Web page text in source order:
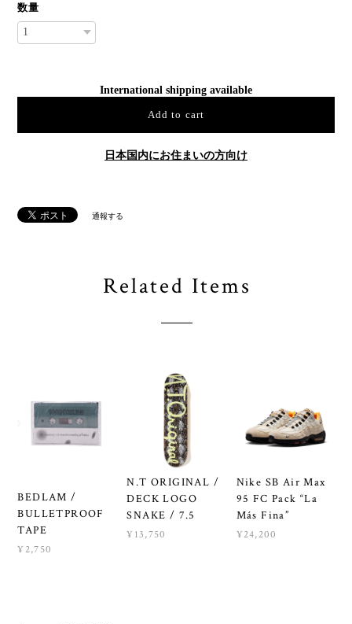
数量
International shipping available
Add to cart
日本国内にお住まいの方向け
通報する
Related Items
BEDLAM /
BULLETPROOF
TAPE
¥2,750
N.T ORIGINAL /
DECK LOGO
SNAKE / 7.5
¥13,750
Nike SB Air Max
95 FC Pack “La
Más Fina”
¥24,200